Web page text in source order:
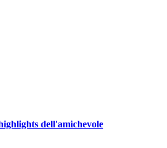
dell'amichevole